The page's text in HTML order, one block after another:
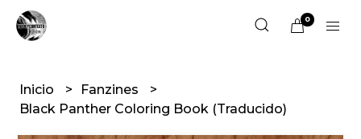
0
Inicio
Fanzines
Black Panther Coloring Book (Traducido)